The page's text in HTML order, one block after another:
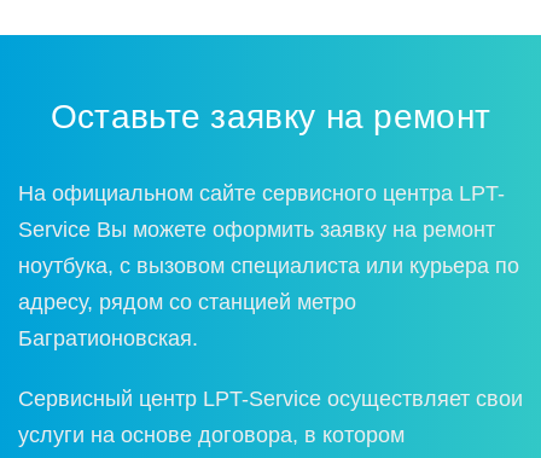
Оставьте заявку на ремонт
На официальном сайте сервисного центра LPT-
Service Вы можете оформить заявку на ремонт
ноутбука, с вызовом специалиста или курьера по
адресу, рядом со станцией метро
Багратионовская.
Сервисный центр LPT-Service осуществляет свои
услуги на основе договора, в котором